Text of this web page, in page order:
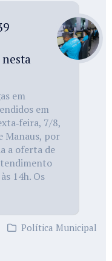
em
em
7/8,
Manaus, por
a oferta de
14h. Os
Política Municipal